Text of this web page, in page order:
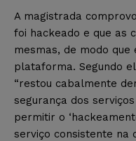
A magistrada
foi hackeado e que as
mesmas, de modo
plataforma. Segundo
“restou cabalmente
segurança dos
permitir o
serviço consistente na